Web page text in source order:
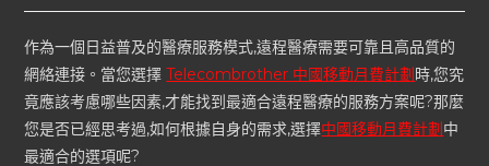
作為一個日益普及的醫療服務模式,遠程醫療需要可靠且高品質的
網絡連接。當您選擇Telecombrother 中國移動月費計劃 時,您究
竟應該考慮哪些因素,才能找到最適合遠程醫療的服務方案呢?那麼
您是否已經思考過,如何根據自身的需求,選擇中國移動月費計劃 中
最適合的選項呢?